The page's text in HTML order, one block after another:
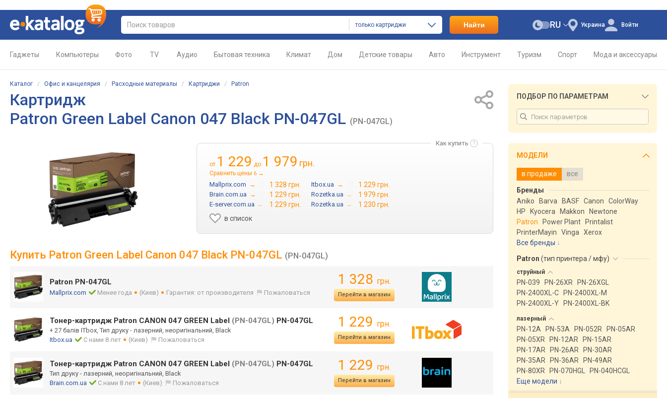
только картриджи Найти Украина
RU Войти
Гаджеты Компьютеры Фото TV Аудио Бытовая техника Климат Дом Детские товары Авто Инструмент Туризм Спорт Мода и аксессуары
Каталог / Офис и канцелярия / Расходные материалы / Картриджи / Patron
Картридж
Patron Green Label Canon 047 Black PN-047GL (PN-047GL)
Как купить
от 1 229 до 1 979 грн.
Сравнить цены 6 →
Mallprix.com → 1 328 грн. Itbox.ua → 1 229 грн.
Brain.com.ua → 1 229 грн. Rozetka.ua → 1 979 грн.
E-server.com.ua → 1 229 грн. Rozetka.ua →
1 230 грн.
в список
Купить Patron Green Label Canon 047 Black PN-047GL (PN-047GL)
Patron PN-047GL
Mallprix.com Менее года (Киев) Гарантия: от производителя Пожаловаться
1 328 грн.
Перейти в магазин
Тонер-картридж Patron CANON 047 GREEN Label (PN-047GL) PN-047GL
+ 27 балів ITbox, Тип друку - лазерний, неоригінальний, Black
Itbox.ua
С нами 8 лет (Киев) Пожаловаться
1 229 грн.
Перейти в магазин
Тонер-картридж Patron CANON 047 GREEN Label (PN-047GL) PN-047GL
Тип друку - лазерний, неоригінальний, Black
Brain.com.ua
С нами 8 лет (Киев) Пожаловаться
1 229 грн.
Перейти в магазин
ПОДБОР ПО ПАРАМЕТРАМ
МОДЕЛИ
в продаже все
Бренды
Aniko
Barva BASF Canon
ColorWay
HP
Kyocera Makkon
Newtone
Patron
Power Plant
Printalist
PrinterMayin
Vinga
Xerox
Все бренды
Patron (тип принтера / мфу)
струйный
PN-039 PN-26XR
PN-26XGL
PN-2400XL-C
PN-2400XL-M
PN-2400XL-Y
PN-2400XL-BK
лазерный
PN-12A PN-53A PN-052R
PN-05AR
PN-05XR
PN-12AR
PN-15AR
PN-17AR
PN-26AR
PN-30AR
PN-35AR
PN-36AR
PN-49AR
PN-80XR
PN-070HGL
PN-040HCGL
Еще модели ↓